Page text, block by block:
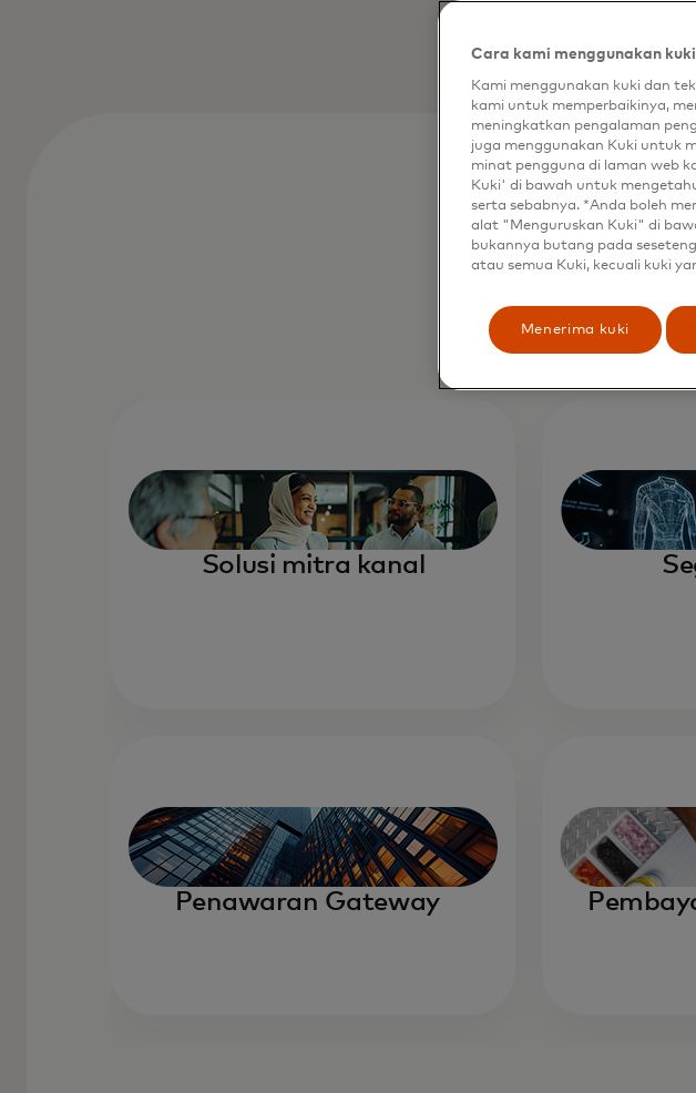
Solusi mitra kanal
Penawaran Gateway
Cara kami menggunakan
Kami menggunakan kuki dan
kami untuk memperbaikinya,
meningkatkan pengalaman
juga menggunakan Kuki untuk
minat pengguna di laman web
Kuki' di bawah untuk
serta sebabnya. *Anda boleh
alat "Menguruskan Kuki" di
bukannya butang pada
atau semua Kuki, kecuali kuki
Menerima kuki